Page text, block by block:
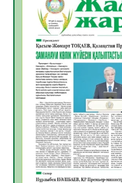
Инфекциялық
жұмыстарының
06.08.2026
Көкжөтел ауруы
06.08.2026
АПВ вакцинасы
06.08.2026
Open Air:
департаменті 20
көрерменнің